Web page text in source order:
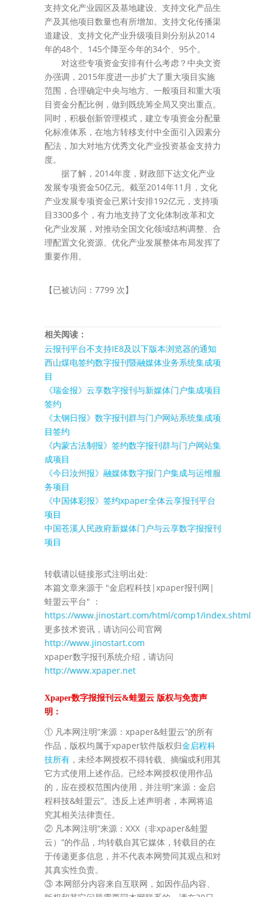
支持文化产业园区及基地建设、支持文化产品生
产及其他项目数量也有所增加。支持文化传播渠
道建设、支持文化产业升级项目则分别从2014
年的48个、145个降至今年的34个、95个。
对这些专项资金安排有什么考虑？中央文资
办强调，2015年度进一步扩大了重大项目实施
范围，合理确定中央与地方、一般项目和重大项
目资金分配比例，做到既统筹全局又突出重点。
同时，积极创新管理模式，建立专项资金分配量
化标准体系，在地方转移支付中全面引入因素分
配法，加大对地方优秀文化产业投资基金支持力
度。
据了解，2014年度，财政部下达文化产业
发展专项资金50亿元。截至2014年11月，文化
产业发展专项资金已累计安排192亿元，支持项
目3300多个，有力地支持了文化体制改革和文
化产业发展，对推动全国文化领域结构调整、合
理配置文化资源、优化产业发展整体布局发挥了
重要作用。
【已被访问：7799 次】
相关阅读：
云报刊平台不支持IE8及以下版本浏览器的通知
西山煤电签约数字报刊暨融媒体业务系统集成项
目
《瑞金报》云享数字报刊与新媒体门户集成项目
签约
《太钢日报》数字报刊群与门户网站系统集成项
目签约
《内蒙古法制报》签约数字报刊群与门户网站集
成项目
《今日汝州报》融媒体数字报门户集成与运维服
务项目
《中国体彩报》签约xpaper全体云享报刊平台
项目
中国苍溪人民政府新媒体门户与云享数字报报刊
项目
转载请以链接形式注明出处:
本篇文章来源于 "金启程科技|xpaper报刊网|
蛙盟云平台" ：
https://www.jinostart.com/html/comp1/index.shtml
更多技术资讯，请访问公司官网
http://www.jinostart.com
xpaper数字报刊系统介绍，请访问
http://www.xpaper.net
Xpaper数字报报刊云&蛙盟云 版权与免责声
明：
① 凡本网注明“来源：xpaper&蛙盟云”的所有
作品，版权均属于xpaper软件版权归金启程科
技所有 ，未经本网授权不得转载、摘编或利用其
它方式使用上述作品。已经本网授权使用作品
的，应在授权范围内使用，并注明“来源：金启
程科技&蛙盟云”。违反上述声明者，本网将追
究其相关法律责任。
② 凡本网注明“来源：XXX（非xpaper&蛙盟
云）”的作品，均转载自其它媒体，转载目的在
于传递更多信息，并不代表本网赞同其观点和对
其真实性负责。
③ 本网部分内容来自互联网，如因作品内容、